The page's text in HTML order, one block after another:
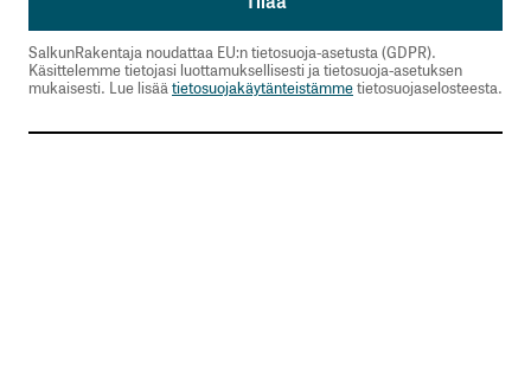
SalkunRakentaja noudattaa EU:n tietosuoja-asetusta (GDPR).
Käsittelemme tietojasi luottamuksellisesti ja tietosuoja-asetuksen
mukaisesti. Lue lisää tietosuojakäytänteistämmetietosuojaselosteesta.